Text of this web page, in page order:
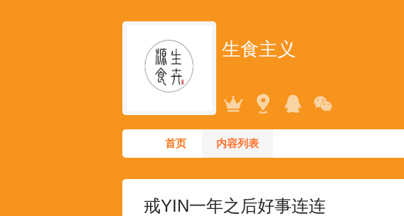
生食主义
首页 内容列表
戒YIN一年之后好事连连